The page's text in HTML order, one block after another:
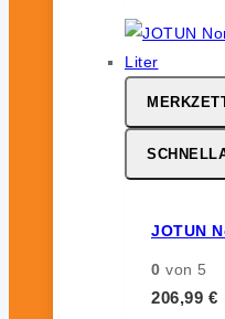
JOTUN
0 von 5
206,99 €